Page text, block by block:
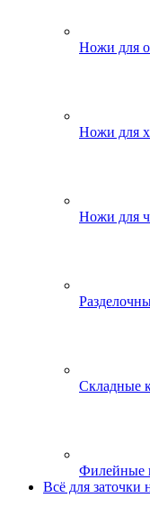
Ножи для
Ножи для
Ножи для
Складные
Филейные
Всё для заточки